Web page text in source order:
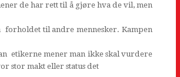
de har rett til å gjøre hva de vil, men
forholdet til andre mennesker. Kampen
etikerne mener man ikke skal vurdere
stor makt eller status det